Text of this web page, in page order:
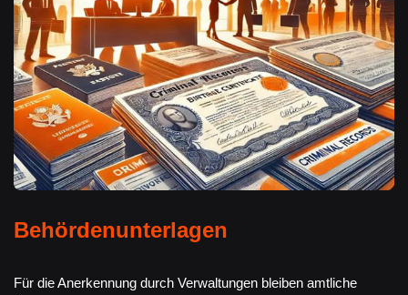
Behördenunterlagen
Für die Anerkennung durch Verwaltungen bleiben amtliche